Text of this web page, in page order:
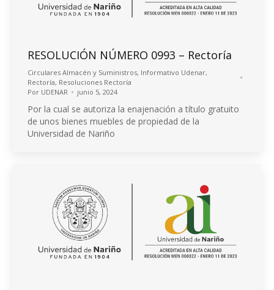
RESOLUCIÓN NÚMERO 0993 – Rectoría
Circulares Almacén y Suministros, Informativo Udenar,
Rectoría, Resoluciones Rectoría
Por UDENAR junio 5, 2024
Por la cual se autoriza la enajenación a título gratuito
de unos bienes muebles de propiedad de la
Universidad de Nariño